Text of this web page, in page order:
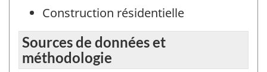
Construction résidentielle
Sources de données et
méthodologie